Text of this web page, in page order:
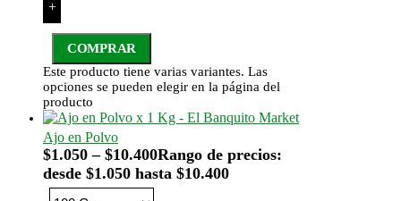
+
COMPRAR
Este producto tiene varias variantes. Las
opciones se pueden elegir en la página del
producto
Ajo en Polvo
$1.050 – $10.400Rango de precios:
desde $1.050 hasta $10.400